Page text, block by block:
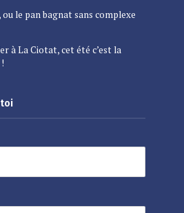
le pan bagnat sans complexe
à La Ciotat, cet été c’est la
toi